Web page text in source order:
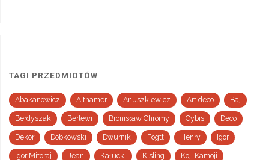
TAGI PRZEDMIOTÓW
Abakanowicz Althamer Anuszkiewicz Art deco Baj
Berdyszak Berlewi Bronisław Chromy Cybis Deco
Dekor Dobkowski Dwurnik Fogtt Henry Igor
Igor Mitoraj Jean Kałucki Kisling Koji Kamoji